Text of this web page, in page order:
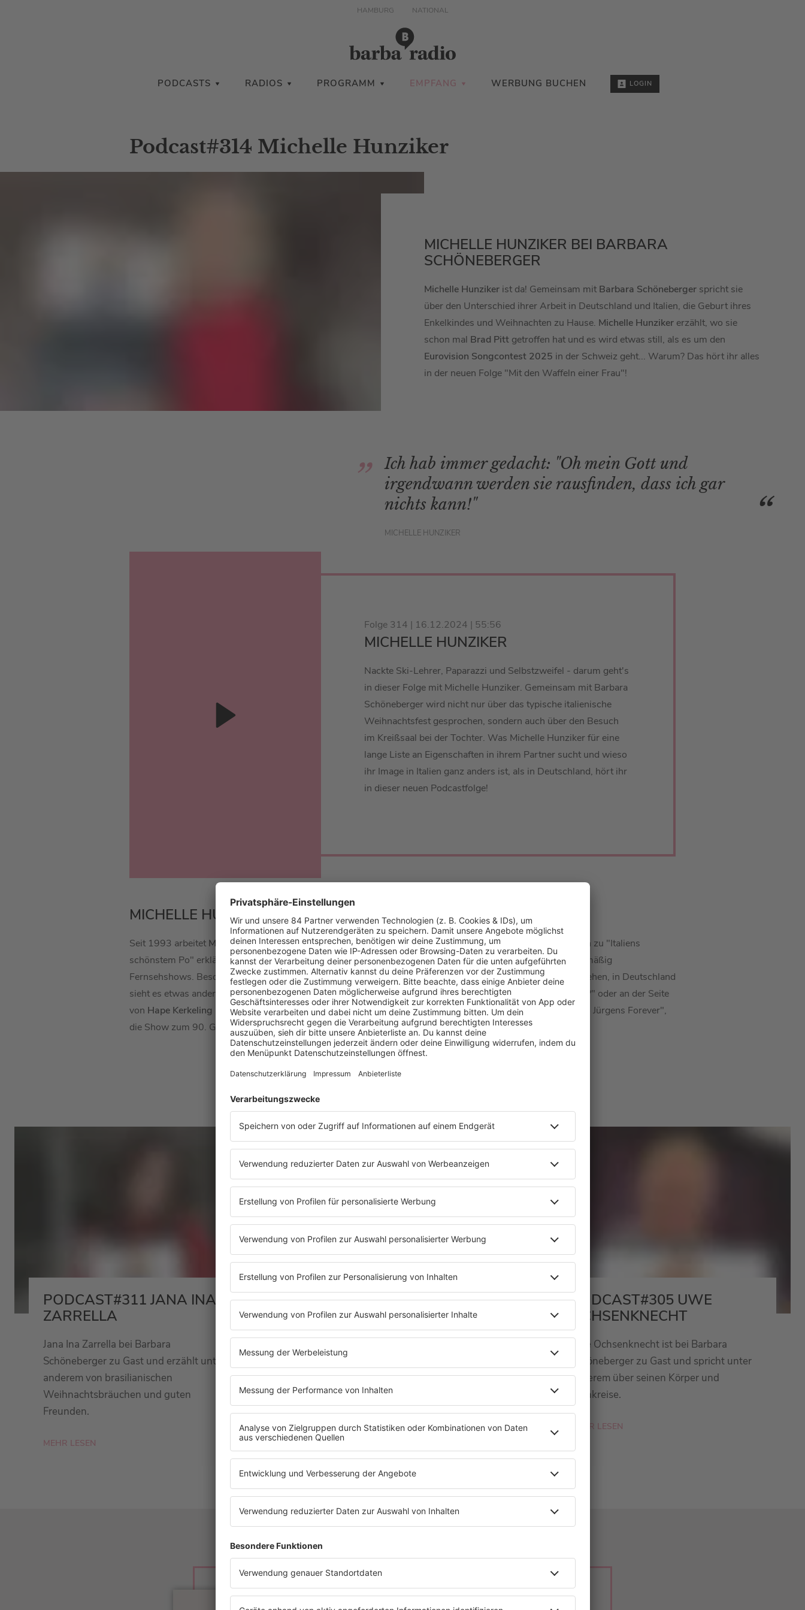
HAMBURG NATIONAL
PODCASTS RADIOS PROGRAMM EMPFANG WERBUNG BUCHEN LOGIN
Podcast#314 Michelle Hunziker
MICHELLE HUNZIKER BEI BARBARA
SCHÖNEBERGER
Michelle Hunziker ist da! Gemeinsam mit Barbara Schöneberger spricht sie
über den Unterschied ihrer Arbeit in Deutschland und Italien, die Geburt ihres
Enkelkindes und Weihnachten zu Hause. Michelle Hunziker erzählt, wo sie
schon mal Brad Pitt getroffen hat und es wird etwas still, als es um den
Eurovision Songcontest 2025 in der Schweiz geht... Warum? Das hört ihr alles
in der neuen Folge "Mit den Waffeln einer Frau"!
Ich hab immer gedacht: "Oh mein Gott und
irgendwann werden sie rausfinden, dass ich gar
nichts kann!"
MICHELLE HUNZIKER
Folge 314 | 16.12.2024 | 55:56
MICHELLE HUNZIKER
Nackte Ski-Lehrer, Paparazzi und Selbstzweifel - darum geht's
in dieser Folge mit Michelle Hunziker. Gemeinsam mit Barbara
Schöneberger wird nicht nur über das typische italienische
Weihnachtsfest gesprochen, sondern auch über den Besuch
im Kreißsaal bei der Tochter. Was Michelle Hunziker für eine
lange Liste an Eigenschaften in ihrem Partner sucht und wieso
ihr Image in Italien ganz anders ist, als in Deutschland, hört ihr
in dieser neuen Podcastfolge!
MICHELLE HUNZIKER IM PODCAST BEI BARBARA SCHÖNEBERGER
Seit 1993 arbeitet Michelle Hunzikerals Model, zwei Jahre später wurde sie von der italienischen Presse dann zu "Italiens
schönstem Po" erklärt. Seit 1996 moderiert die gebürtige Schweizerin auch in Italien und der Schweiz regelmäßig
Fernsehshows. Besonders in Italien sieht manMichelle Hunzikermit erfolgreichen Comedy-Shows im Fernsehen, in Deutschland
sieht es etwas anders aus. Hier moderierte sie an der Seite vonThomas Gottschalkab 2009 "Wetten, dass..?" oder an der Seite
von Hape Kerkeling auch die Verleihung der "Goldenen Kamera".Michelle Hunzikers neustes Projekt ist "Udo Jürgens Forever",
die Show zum 90. Geburtstag des Musikers - ab dem 23. Dezember auf dem Ersten.
Hier gibt es noch mehr Persönlichkeiten
PODCAST#311 JANA INA
ZARRELLA
Jana Ina Zarrella bei Barbara
Schöneberger zu Gast und erzählt unter
anderem von brasilianischen
Weihnachtsbräuchen und guten
Freunden.
MEHR LESEN
PODCAST#309 HAPE
KERKELING
Schöneberger zu Gast und spricht unter
anderem über sein Kaffee-Gen und die
Telefonate mit seinen Katzen.
MEHR LESEN
PODCAST#305 UWE
OCHSENKNECHT
Uwe Ochsenknecht ist bei Barbara
Schöneberger zu Gast und spricht unter
anderem über seinen Körper und
Kornkreise.
MEHR LESEN
BARBA RADIO